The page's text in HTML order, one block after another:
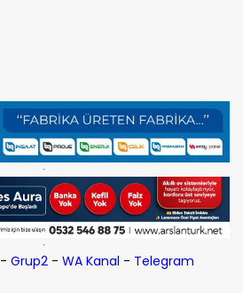
- Grup2- WA Kanal - Telegram